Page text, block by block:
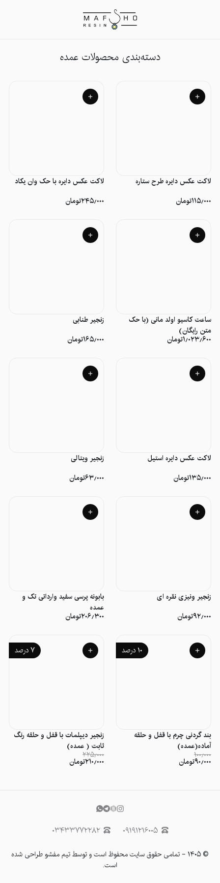
دسته‌بندی محصولات عمده
لاکت عکس دایره طرح ستاره
۱۱۵٫۰۰۰تومان
لاکت عکس دایره با حک وان یکاد
۲۴۵٫۰۰۰تومان
ساعت کاسیو اولد مانی (با حک
متن رایگان)
۱٫۰۲۳٫۶۰۰تومان
زنجیر طنابی
۱۶۵٫۰۰۰تومان
لاکت عکس دایره استیل
۱۳۵٫۰۰۰تومان
زنجیر ویتالی
۶۳٫۰۰۰تومان
زنجیر ونیزی نقره ای
۹۲٫۰۰۰تومان
بابونه پرسی سفید وارداتی تک و
عمده
۲۰۶٫۳۰۰تومان
۱۰ درصد
بند گردنی چرم با قفل و حلقه
آماده(عمده)
۱۰۰٫۰۰۰
۹۰٫۰۰۰تومان
۷درصد
زنجیر دیپلمات با قفل و حلقه رنگ
ثابت ( عمده)
۲۲۵٫۰۰۰
۲۱۰٫۰۰۰تومان
۰۹۱۹۱۲۱۶۰۰۵ ۰۳۴۳۳۷۷۲۲۸۲
©۱۴۰۵ - تمامی حقوق سایت محفوظ است و توسط تیم مفشو طراحی شده
است.